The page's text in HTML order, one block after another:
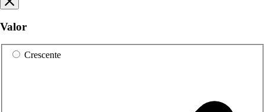
Valor
Crescente